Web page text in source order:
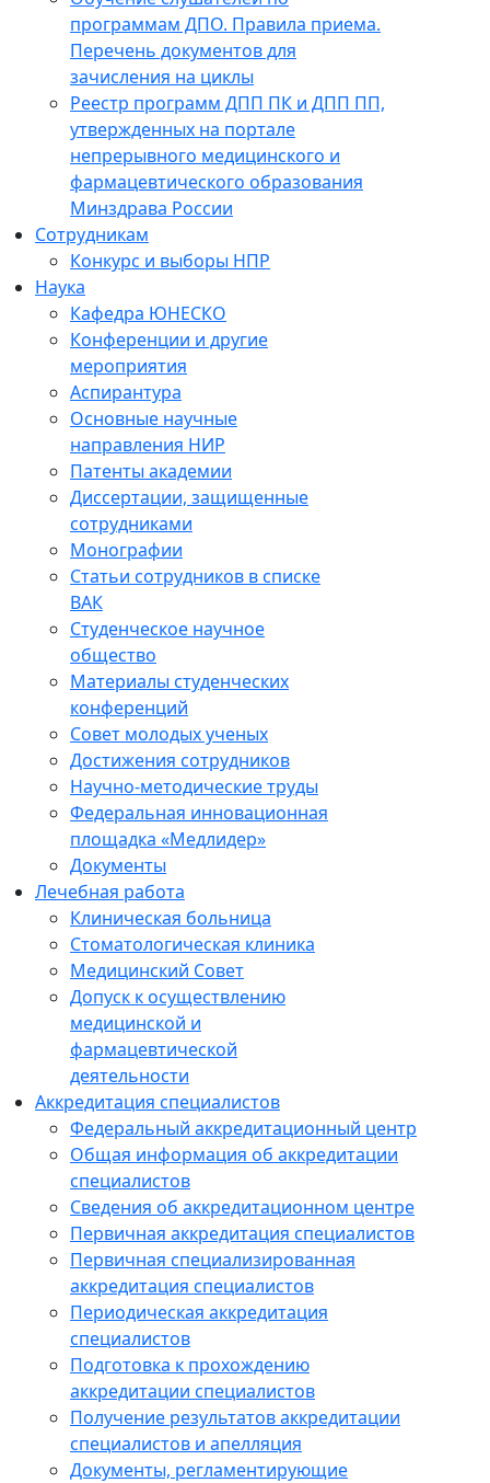
программам ДПО. Правила приема.
Перечень документов для
зачисления на циклы
Реестр программ ДПП ПК и ДПП ПП,
утвержденных на портале
непрерывного медицинского и
фармацевтического образования
Минздрава России
Сотрудникам
Конкурс и выборы НПР
Наука
Кафедра ЮНЕСКО
Конференции и другие
мероприятия
Аспирантура
Основные научные
направления НИР
Патенты академии
Диссертации, защищенные
сотрудниками
Монографии
Статьи сотрудников в списке
ВАК
Студенческое научное
общество
Материалы студенческих
конференций
Совет молодых ученых
Достижения сотрудников
Научно-методические труды
Федеральная инновационная
площадка «Медлидер»
Документы
Лечебная работа
Клиническая больница
Стоматологическая клиника
Медицинский Совет
Допуск к осуществлению
медицинской и
фармацевтической
деятельности
Аккредитация специалистов
Федеральный аккредитационный центр
Общая информация об аккредитации
специалистов
Сведения об аккредитационном центре
Первичная аккредитация специалистов
Первичная специализированная
аккредитация специалистов
Периодическая аккредитация
специалистов
Подготовка к прохождению
аккредитации специалистов
Получение результатов аккредитации
специалистов и апелляция
Документы, регламентирующие